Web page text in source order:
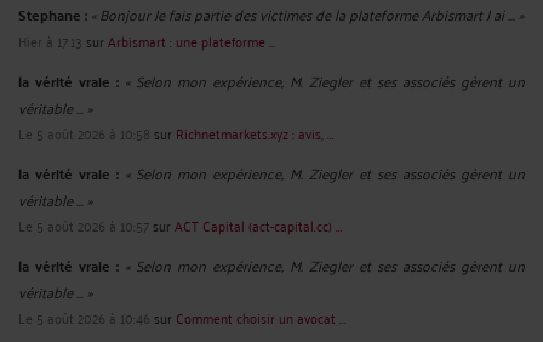
Stephane :« Bonjour Je fais partie des victimes de la plateforme Arbismart J ai ... »
Hier à 17:13 surArbismart : une plateforme ...
la vérité vraie : « Selon mon expérience, M. Ziegler et ses associés gèrent un
véritable ... »
Le 5 août 2026 à 10:58 sur Richnetmarkets.xyz : avis, ...
la vérité vraie : « Selon mon expérience, M. Ziegler et ses associés gèrent un
véritable ... »
Le 5 août 2026 à 10:57surACT Capital (act-capital.cc) ...
la vérité vraie : « Selon mon expérience, M. Ziegler et ses associés gèrent un
véritable ... »
Le 5 août 2026 à 10:46 sur Comment choisir un avocat ...